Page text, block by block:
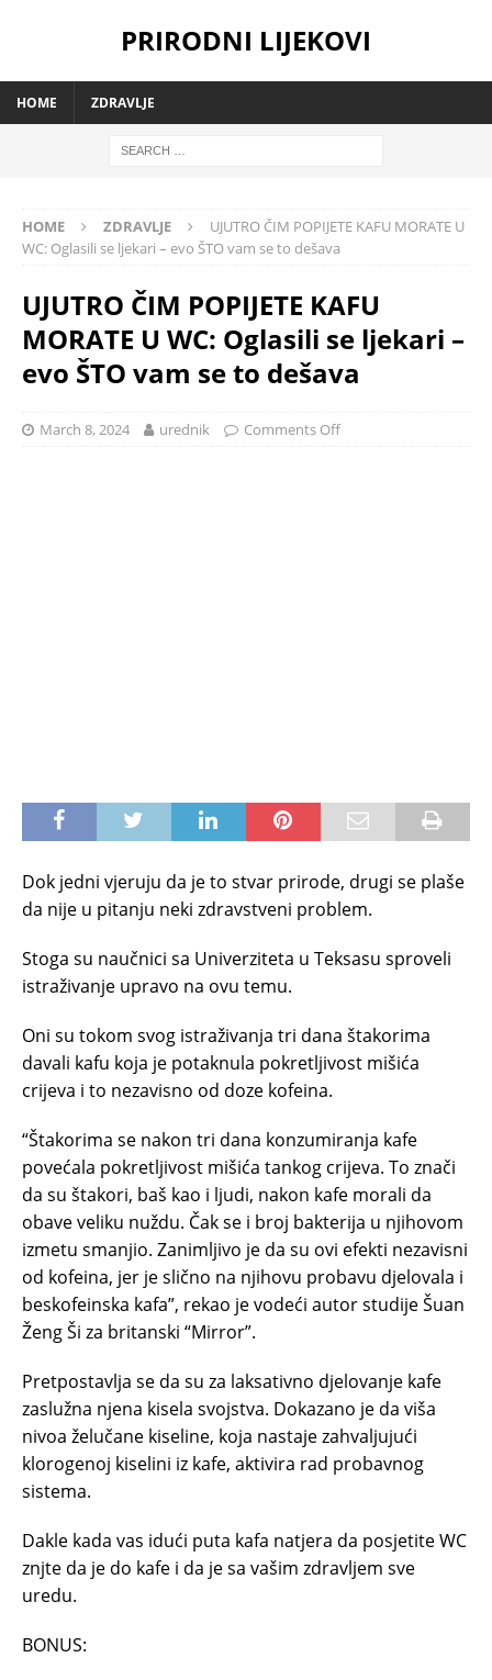
PRIRODNI LIJEKOVI
HOME ZDRAVLJE
HOME ZDRAVLJE
UJUTRO ČIM POPIJETE KAFU MORATE U
WC: Oglasili se ljekari – evo ŠTO vam se to dešava
UJUTRO ČIM POPIJETE KAFU
MORATE U WC: Oglasili se ljekari –
evo ŠTO vam se to dešava
March 8, 2024 urednik Comments Off
Dok jedni vjeruju da je to stvar prirode, drugi se plaše
da nije u pitanju neki zdravstveni problem.
Stoga su naučnici sa Univerziteta u Teksasu sproveli
istraživanje upravo na ovu temu.
Oni su tokom svog istraživanja tri dana štakorima
davali kafu koja je potaknula pokretljivost mišića
crijeva i to nezavisno od doze kofeina.
“Štakorima se nakon tri dana konzumiranja kafe
povećala pokretljivost mišića tankog crijeva. To znači
da su štakori, baš kao i ljudi, nakon kafe morali da
obave veliku nuždu. Čak se i broj bakterija u njihovom
izmetu smanjio. Zanimljivo je da su ovi efekti nezavisni
od kofeina, jer je slično na njihovu probavu djelovala i
beskofeinska kafa”, rekao je vodeći autor studije Šuan
Ženg Ši za britanski “Mirror”.
Pretpostavlja se da su za laksativno djelovanje kafe
zaslužna njena kisela svojstva. Dokazano je da viša
nivoa želučane kiseline, koja nastaje zahvaljujući
klorogenoj kiselini iz kafe, aktivira rad probavnog
sistema.
Dakle kada vas idući puta kafa natjera da posjetite WC
znjte da je do kafe i da je sa vašim zdravljem sve
uredu.
BONUS: